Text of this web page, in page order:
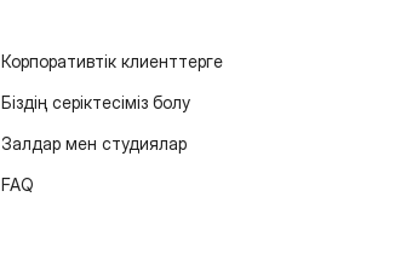
Корпоративтік клиенттерге
Біздің серіктесіміз болу
Залдар мен студиялар
FAQ